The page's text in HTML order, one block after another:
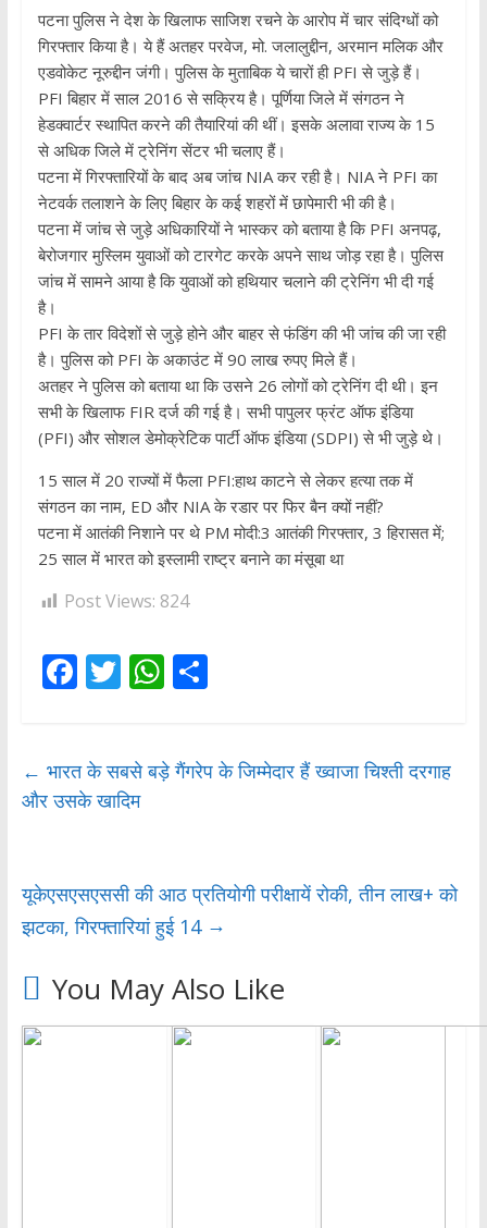
पटना पुलिस ने देश के खिलाफ साजिश रचने के आरोप में चार संदिग्धों को
गिरफ्तार किया है। ये हैं अतहर परवेज, मो. जलालुद्दीन, अरमान मलिक और
एडवोकेट नूरुद्दीन जंगी। पुलिस के मुताबिक ये चारों ही PFI से जुड़े हैं।
PFI बिहार में साल 2016 से सक्रिय है। पूर्णिया जिले में संगठन ने
हेडक्वार्टर स्थापित करने की तैयारियां की थीं। इसके अलावा राज्य के 15
से अधिक जिले में ट्रेनिंग सेंटर भी चलाए हैं।
पटना में गिरफ्तारियों के बाद अब जांच NIA कर रही है। NIA ने PFI का
नेटवर्क तलाशने के लिए बिहार के कई शहरों में छापेमारी भी की है।
पटना में जांच से जुड़े अधिकारियों ने भास्कर को बताया है कि PFI अनपढ़,
बेरोजगार मुस्लिम युवाओं को टारगेट करके अपने साथ जोड़ रहा है। पुलिस
जांच में सामने आया है कि युवाओं को हथियार चलाने की ट्रेनिंग भी दी गई
है।
PFI के तार विदेशों से जुड़े होने और बाहर से फंडिंग की भी जांच की जा रही
है। पुलिस को PFI के अकाउंट में 90 लाख रुपए मिले हैं।
अतहर ने पुलिस को बताया था कि उसने 26 लोगों को ट्रेनिंग दी थी। इन
सभी के खिलाफ FIR दर्ज की गई है। सभी पापुलर फ्रंट ऑफ इंडिया
(PFI) और सोशल डेमोक्रेटिक पार्टी ऑफ इंडिया (SDPI) से भी जुड़े थे।
15 साल में 20 राज्यों में फैला PFI:हाथ काटने से लेकर हत्या तक में
संगठन का नाम, ED और NIA के रडार पर फिर बैन क्यों नहीं?
पटना में आतंकी निशाने पर थे PM मोदी:3 आतंकी गिरफ्तार, 3 हिरासत में;
25 साल में भारत को इस्लामी राष्ट्र बनाने का मंसूबा था
Post Views: 824
F
b
o
k
T
er
W
s
p
S
e
← भारत के सबसे बड़े गैंगरेप के जिम्मेदार हैं ख्वाजा चिश्ती दरगाह
और उसके खादिम
यूकेएसएसएससी की आठ प्रतियोगी परीक्षायें रोकी, तीन लाख+ को
झटका, गिरफ्तारियां हुई 14 →
You May Also Like